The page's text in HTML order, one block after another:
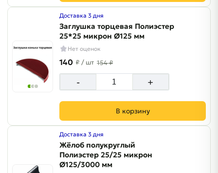
Доставка 3 дня
Заглушка торцевая Полиэстер
25*25 микрон Ø125 мм
Нет оценок
140 ₽ / шт 154 ₽
- +
В корзину
Доставка 3 дня
Жёлоб полукруглый
Полиэстер 25/25 микрон
Ø125/3000 мм